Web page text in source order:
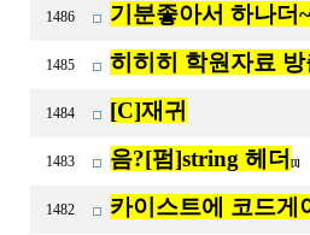
1486 기분좋아서 하나더
1485 히히히 학원자료
1484 [C]재귀
1483 음?[펌]string 헤더 [1]
1482 카이스트에 코드게